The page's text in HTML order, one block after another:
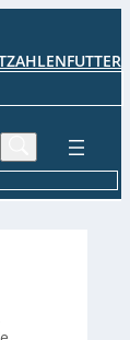
ZAHLENFUTTER